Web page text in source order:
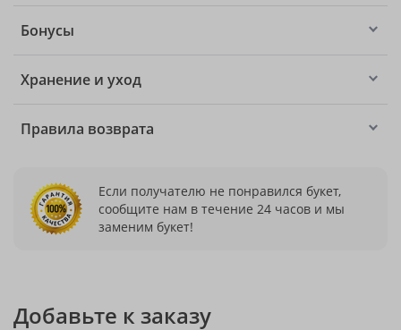
Бонусы
Хранение и уход
Правила возврата
Если получателю не понравился букет,
сообщите нам в течение 24 часов и мы
заменим букет!
Добавьте к заказу